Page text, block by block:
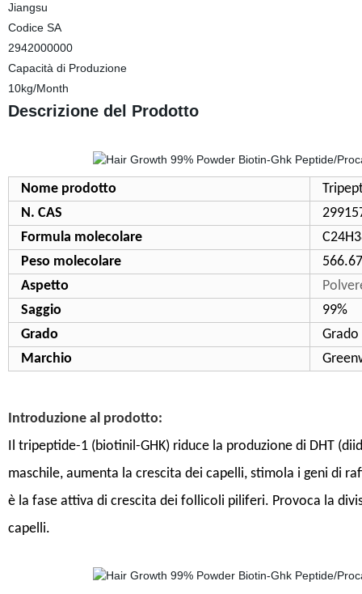
Jiangsu
Codice SA
2942000000
Capacità di Produzione
10kg/Month
Descrizione del Prodotto
Nome prodotto
N. CAS
Formula molecolare
Peso molecolare
Aspetto
Saggio
99%
Grado
Marchio
Introduzione al prodotto:
Il tripeptide-1 (biotinil-GHK) riduce la produzione di DHT
maschile, aumenta la crescita dei capelli, stimola i geni di
è la fase attiva di crescita dei follicoli piliferi. Provoca la
capelli.